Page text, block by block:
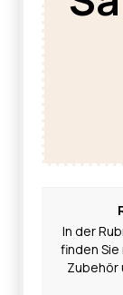
In der
finden
Zubehör